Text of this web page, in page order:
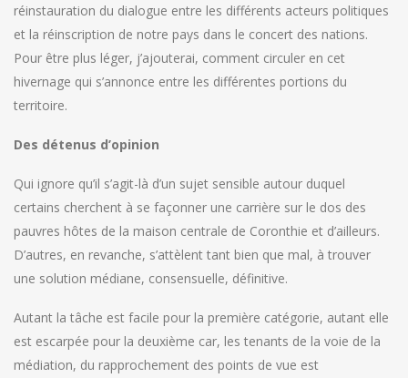
réinstauration du dialogue entre les différents acteurs politiques
et la réinscription de notre pays dans le concert des nations.
Pour être plus léger, j’ajouterai, comment circuler en cet
hivernage qui s’annonce entre les différentes portions du
territoire.
Des détenus d’opinion
Qui ignore qu’il s’agit-là d’un sujet sensible autour duquel
certains cherchent à se façonner une carrière sur le dos des
pauvres hôtes de la maison centrale de Coronthie et d’ailleurs.
D’autres, en revanche, s’attèlent tant bien que mal, à trouver
une solution médiane, consensuelle, définitive.
Autant la tâche est facile pour la première catégorie, autant elle
est escarpée pour la deuxième car, les tenants de la voie de la
médiation, du rapprochement des points de vue est